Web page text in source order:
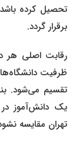
تحصیل کرده باشد،
برقرار گردد.
رقابت اصلی هر
ظرفیت دانشگاه‌ها
تقسیم می‌شود.
یک دانش‌آموز در
تهران مقایسه